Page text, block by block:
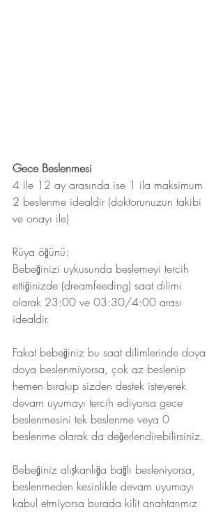
Gece Beslenmesi
4 ile 12 ay arasında ise 1 ila maksimum
2 beslenme idealdir (doktorunuzun takibi
ve onayı ile)
Rüya öğünü:
Bebeğinizi uykusunda beslemeyi tercih
ettiğinizde (dreamfeeding) saat dilimi
olarak 23:00 ve 03:30/4:00 arası
idealdir.
Fakat bebeğiniz bu saat dilimlerinde doya
doya beslenmiyorsa, çok az beslenip
hemen bırakıp sizden destek isteyerek
devam uyumayı tercih ediyorsa gece
beslenmesini tek beslenme veya 0
beslenme olarak da değerlendirebilirsiniz.
Bebeğiniz alışkanlığa bağlı besleniyorsa,
beslenmeden kesinlikle devam uyumayı
kabul etmiyorsa burada kilit anahtarımız